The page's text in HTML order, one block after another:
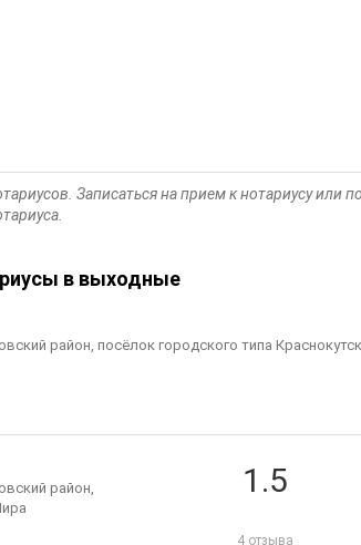
Записаться на прием к нотариусу
в выходные
район, посёлок городского типа
район,
1.5
4 отзыва